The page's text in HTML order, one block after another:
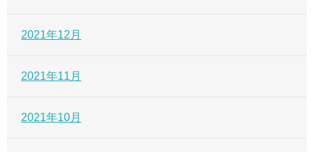
2021年12月
2021年11月
2021年10月